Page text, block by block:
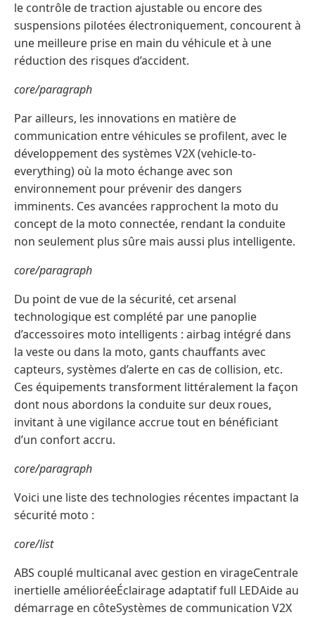
le contrôle de traction ajustable ou encore des
suspensions pilotées électroniquement, concourent à
une meilleure prise en main du véhicule et à une
réduction des risques d’accident.
core/paragraph
Par ailleurs, les innovations en matière de
communication entre véhicules se profilent, avec le
développement des systèmes V2X (vehicle-to-
everything) où la moto échange avec son
environnement pour prévenir des dangers
imminents. Ces avancées rapprochent la moto du
concept de la moto connectée, rendant la conduite
non seulement plus sûre mais aussi plus intelligente.
core/paragraph
Du point de vue de la sécurité, cet arsenal
technologique est complété par une panoplie
d’accessoires moto intelligents : airbag intégré dans
la veste ou dans la moto, gants chauffants avec
capteurs, systèmes d’alerte en cas de collision, etc.
Ces équipements transforment littéralement la façon
dont nous abordons la conduite sur deux roues,
invitant à une vigilance accrue tout en bénéficiant
d’un confort accru.
core/paragraph
Voici une liste des technologies récentes impactant la
sécurité moto :
core/list
ABS couplé multicanal avec gestion en virageCentrale
inertielle amélioréeÉclairage adaptatif full LEDAide au
démarrage en côteSystèmes de communication V2X